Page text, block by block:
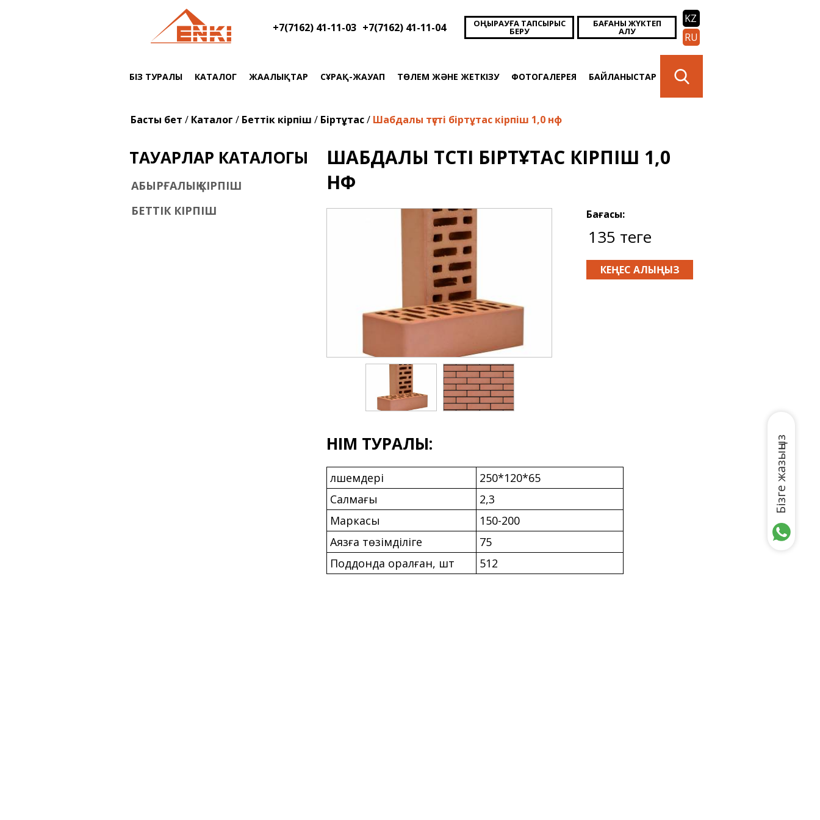
+7(7162) 41-11-03 +7(7162) 41-11-04 ҚОҢЫРАУҒА ТАПСЫРЫС
БЕРУ
БАҒАНЫ ЖҮКТЕП
АЛУ
KZ
RU
БІЗ ТУРАЛЫ КАТАЛОГ ЖАҢАЛЫҚТАР СҰРАҚ-ЖАУАП ТӨЛЕМ ЖӘНЕ ЖЕТКІЗУ ФОТОГАЛЕРЕЯ БАЙЛАНЫСТАР
You are here
Басты бет / Каталог / Беттік кірпіш / Біртұтас/ Шабдалы түсті біртұтас кірпіш 1,0 нф
ТАУАРЛАР КАТАЛОГЫ
ҚАБЫРҒАЛЫҚ КІРПІШ
БЕТТІК КІРПІШ
ШАБДАЛЫ ТҮСТІ БІРТҰТАС КІРПІШ 1,0
НФ
Бағасы:
135 теңге
КЕҢЕС АЛЫҢЫЗ
ӨНІМ ТУРАЛЫ:
Өлшемдері
250*120*65
Салмағы
2,3
Маркасы
150-200
Аязға төзімділіге
75
Поддонда оралған, шт
512
Бізге жазыңыз